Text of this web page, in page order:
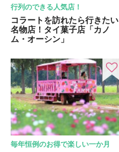
行列のできる人気店！
コラートを訪れたら行きたい
名物店！タイ菓子店「カノ
ム・オーシン」
毎年恒例のお得で楽しい一か月